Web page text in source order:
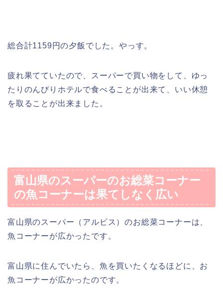
総合計1159円の夕飯でした。やっす。
疲れ果てていたので、スーパーで買い物をして、ゆっ
たりのんびりホテルで食べることが出来て、いい休憩
を取ることが出来ました。
富山県のスーパーのお総菜コーナー
の魚コーナーは果てしなく広い
富山県のスーパー（アルビス）のお総菜コーナーは、
魚コーナーが広かったです。
富山県に住んでいたら、魚を買いたくなるほどに、お
魚コーナーが広かったのです。